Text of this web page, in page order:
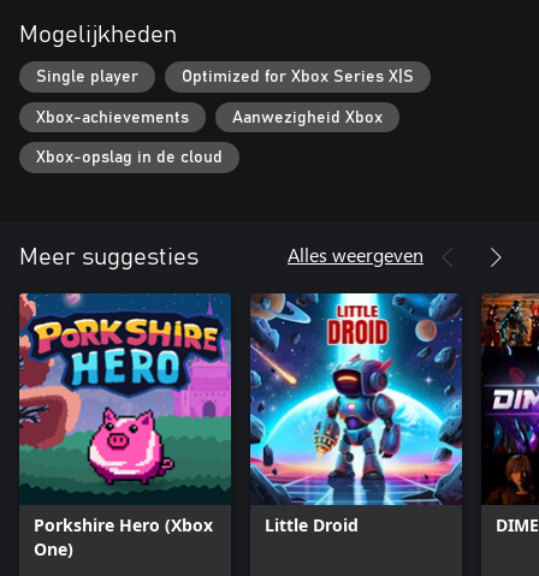
Mogelijkheden
Single player Optimized for Xbox Series X|S
Xbox-achievements Aanwezigheid Xbox
Xbox-opslag in de cloud
Meer suggesties Alles weergeven
Porkshire Hero (Xbox
One)
Little Droid